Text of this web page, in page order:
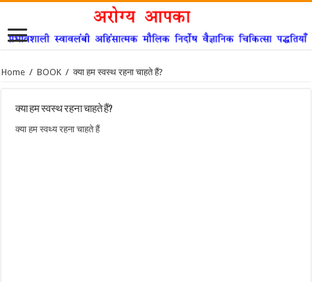
Home / BOOK / क्या हम स्वस्थ रहना चाहते हैं?
क्या हम स्वस्थ रहना चाहते हैं?
क्या हम स्वथ्य रहना चाहते हैं